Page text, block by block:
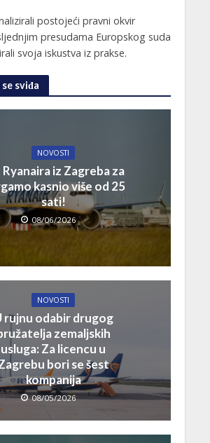
postojeći pravni okvir
presudama Europskog suda
svoja iskustva iz prakse.
sviđa
NOVOSTI
iz Zagreba za
kasnio više od 25
sati!
08/06/2026
NOVOSTI
rujnu odabir drugog
zemaljskih
usluga: Za licencu u
bori se šest
kompanija
08/05/2026